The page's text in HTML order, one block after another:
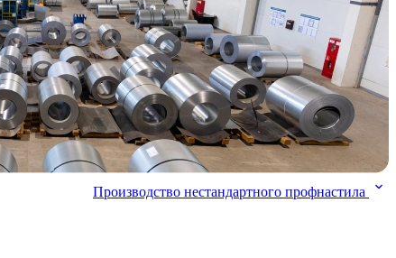
Производство нестандартного профнастила